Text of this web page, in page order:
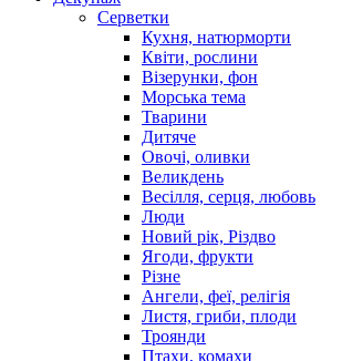
Серветки
Кухня, натюрморти
Квіти, рослини
Візерунки, фон
Морська тема
Тварини
Дитяче
Овочі, оливки
Великдень
Весілля, серця, любовь
Люди
Новий рік, Різдво
Ягоди, фрукти
Різне
Ангели, феї, релігія
Листя, гриби, плоди
Троянди
Птахи, комахи